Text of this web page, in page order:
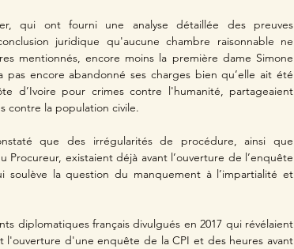
qui ont fourni une analyse détaillée des preuves
juridique qu'aucune chambre raisonnable ne
mentionnés, encore moins la première dame Simone
encore abandonné ses charges bien qu’elle ait été
d’Ivoire pour crimes contre l'humanité, partageaient
contre la population civile.
que des irrégularités de procédure, ainsi que
existaient déjà avant l’ouverture de l’enquête
la question du manquement à l’impartialité et
diplomatiques français divulgués en 2017 qui révélaient
l'ouverture d'une enquête de la CPI et des heures avant